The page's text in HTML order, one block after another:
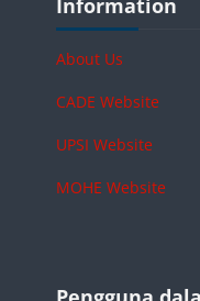
Information
About Us
CADE Website
UPSI Website
MOHE Website
Blok-blok